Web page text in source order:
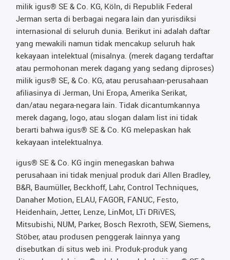
milik igus® SE & Co. KG, Köln, di Republik Federal
Jerman serta di berbagai negara lain dan yurisdiksi
internasional di seluruh dunia. Berikut ini adalah daftar
yang mewakili namun tidak mencakup seluruh hak
kekayaan intelektual (misalnya. (merek dagang terdaftar
atau permohonan merek dagang yang sedang diproses)
milik igus® SE, & Co. KG, atau perusahaan-perusahaan
afiliasinya di Jerman, Uni Eropa, Amerika Serikat,
dan/atau negara-negara lain. Tidak dicantumkannya
merek dagang, logo, atau slogan dalam list ini tidak
berarti bahwa igus® SE & Co. KG melepaskan hak
kekayaan intelektualnya.
igus® SE & Co. KG ingin menegaskan bahwa
perusahaan ini tidak menjual produk dari Allen Bradley,
B&R, Baumüller, Beckhoff, Lahr, Control Techniques,
Danaher Motion, ELAU, FAGOR, FANUC, Festo,
Heidenhain, Jetter, Lenze, LinMot, LTi DRiVES,
Mitsubishi, NUM, Parker, Bosch Rexroth, SEW, Siemens,
Stöber, atau produsen penggerak lainnya yang
disebutkan di situs web ini. Produk-produk yang